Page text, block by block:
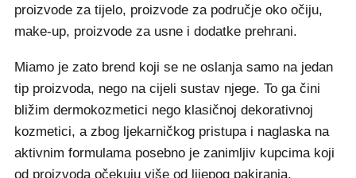
proizvode za tijelo, proizvode za područje oko očiju,
make-up, proizvode za usne i dodatke prehrani.
Miamo je zato brend koji se ne oslanja samo na jedan
tip proizvoda, nego na cijeli sustav njege. To ga čini
bližim dermokozmetici nego klasičnoj dekorativnoj
kozmetici, a zbog ljekarničkog pristupa i naglaska na
aktivnim formulama posebno je zanimljiv kupcima koji
od proizvoda očekuju više od lijepog pakiranja.